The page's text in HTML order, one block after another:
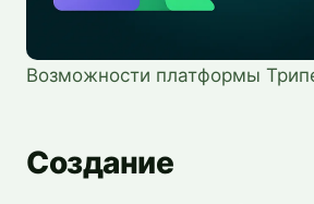
Возможности платформы
Создание